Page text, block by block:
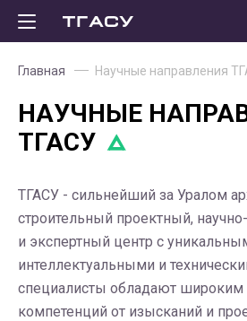
Главная Научные направления
НАУЧНЫЕ
ТГАСУ
ТГАСУ - сильнейший за Уралом
строительный проектный,
и экспертный центр с
интеллектуальными и
специалисты обладают широким
компетенций от изысканий и